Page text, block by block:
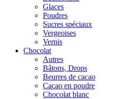
Glaces
Poudres
Sucres spéciaux
Vergeoises
Vernis
Chocolat
Autres
Bâtons, Drops
Beurres de cacao
Cacao en poudre
Chocolat blanc